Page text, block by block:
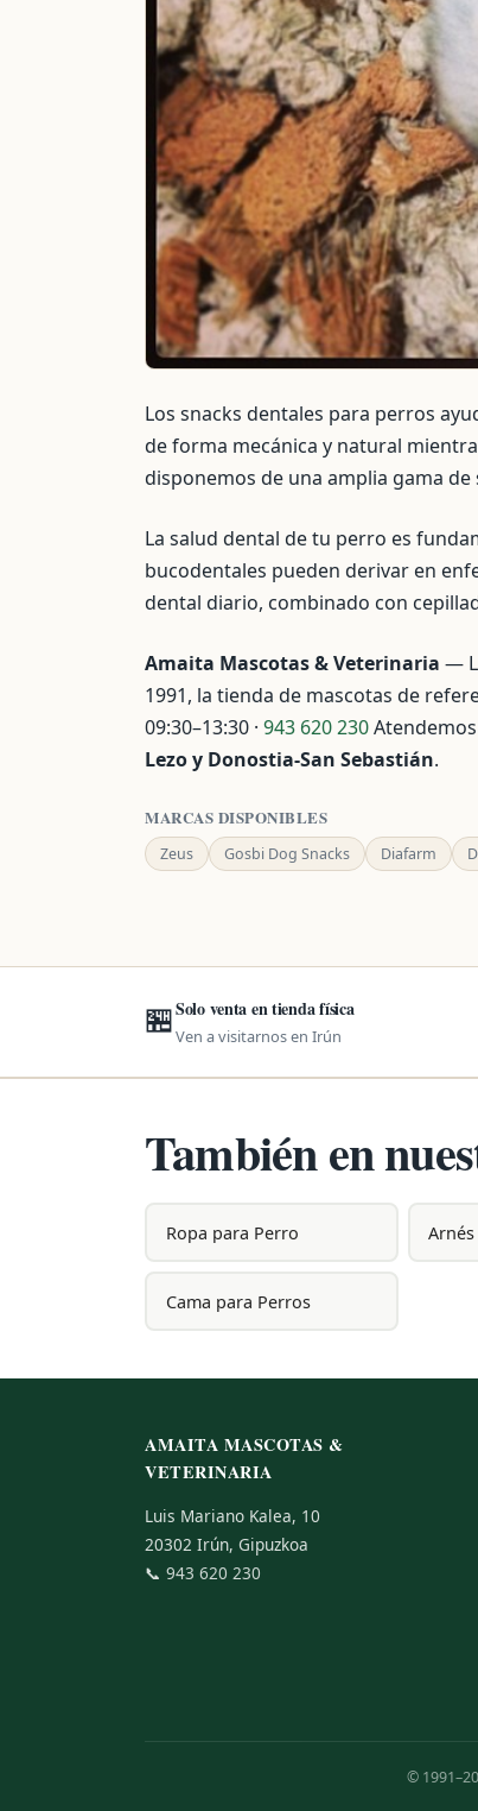
Los snacks dentales para perros
de forma mecánica y natural
disponemos de una amplia gama
La salud dental de tu perro es
bucodentales pueden derivar en
dental diario, combinado con
Amaita Mascotas & Veterinaria —
1991, la tienda de mascotas de
09:30–13:30 · 943 620 230
Lezo y Donostia-San Sebastián.
MARCAS DISPONIBLES
Zeus Gosbi Dog Snacks Diafarm
🏪Solo venta en tienda física
Ven a visitarnos en Irún
También en
Ropa para Perro
Cama para Perros
AMAITA MASCOTAS &
VETERINARIA
Luis Mariano Kalea, 10
20302 Irún, Gipuzkoa
📞 943 620 230
©